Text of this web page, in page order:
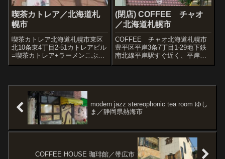
喫茶カトレア／北海道札
幌市
喫茶カトレア北海道札幌市東区
北10条東4丁目2-51カトレアビル
=喫茶カトレア+ラーメンこぶ
し。コーヒーで一服です。プロ
と付きました<前回>
(閉店) COFFEE チャオ
／北海道札幌市
COFFEE チャオ北海道札幌市
豊平区平岸3条7丁目1-29地下鉄
南北線平岸駅すぐ近く、平岸街
道沿いにあるベテラン喫茶で
子時計など古物が多数飾ってあ
やカウン...
modern jazz stereophonic tea room ゆし
ま／静岡県熱海市
COFFEE HOUSE 珈琲館／帯広市